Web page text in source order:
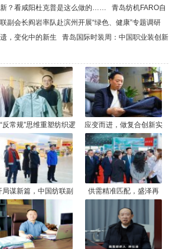
——专访绍兴市柯桥区华舍政伟纺织品有限公司总经
？看咸阳杜克普是这么做的……
青岛纺机FARO自
中国丝绸，让万事利筹备一年之久？
副会长阎岩率队赴滨州开展“绿色、健康”专题调研
”与全球标准突围
首届纺织服装行业冰雪经济大会暨
，变化中的新生
青岛国际时装周：中国职业装创新
貌与行业前瞻
反常规”思维重塑纺织逻
——专访绍兴艾法纺织
有限公司总经理张玉明
应变而进，做复合创新实
干派——专访绍兴市柯桥
区华舍政伟纺织品有限公
司总经理鲁正伟
局谋新篇，中国纺联副
长阎岩率队赴滨州开
“绿色、健康”专题调研
供需精准匹配，盛泽再
续“布”凡之约！第三届“中
国（盛泽）服装产业链供
需对接订货会”圆满收官